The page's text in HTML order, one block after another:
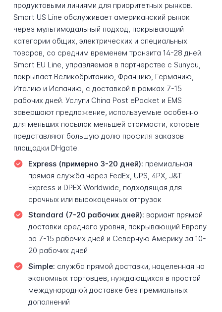
продуктовыми линиями для приоритетных рынков.
Smart US Line обслуживает американский рынок
через мультимодальный подход, покрывающий
категории общих, электрических и специальных
товаров, со средним временем транзита 14-28 дней.
Smart EU Line, управляемая в партнерстве с Sunyou,
покрывает Великобританию, Францию, Германию,
Италию и Испанию, с доставкой в рамках 7-15
рабочих дней. Услуги China Post ePacket и EMS
завершают предложение, используемые особенно
для меньших посылок меньшей стоимости, которые
представляют большую долю профиля заказов
площадки DHgate.
Express (примерно 3-20 дней): премиальная
прямая служба через FedEx, UPS, 4PX, J&T
Express и DPEX Worldwide, подходящая для
срочных или высокоценных отгрузок
Standard (7-20 рабочих дней): вариант прямой
доставки среднего уровня, покрывающий Европу
за 7-15 рабочих дней и Северную Америку за 10-
20 рабочих дней
Simple: служба прямой доставки, нацеленная на
экономных торговцев, нуждающихся в простой
международной доставке без премиальных
дополнений